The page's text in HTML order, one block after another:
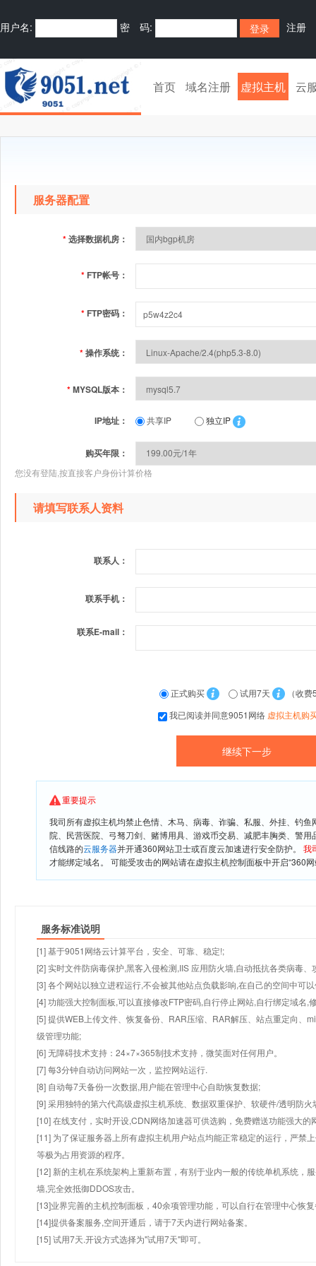
用户名: 密 码: 注册
首页 域名注册 虚拟主机 云
服务器配置
*选择数据机房：
* FTP帐号：
* FTP密码：
*操作系统：
*MYSQL版本：
IP地址： 共享IP 独立IP
购买年限：
您没有登陆,按直接客户身份计算价格
请填写联系人资料
联系人：
联系手机：
联系E-mail：
正式购买 试用7天
（收费
我已阅读并同意9051网络 虚拟主机购
重要提示
我司所有虚拟主机均禁止色情、木马、病毒、诈骗、私服、外挂、钓
院、民营医院、弓驽刀剑、赌博用具、游戏币交易、减肥丰胸类、警
信线路的云服务器并开通360网站卫士或百度云加速进行安全防护。 我
才能绑定域名。 可能受攻击的网站请在虚拟主机控制面板中开启“360
服务标准说明
[1] 基于9051网络云计算平台，安全、可靠、稳定!;
[2] 实时文件防病毒保护,黑客入侵检测,IIS 应用防火墙,自动抵抗各类病毒、
[3] 各个网站以独立进程运行,不会被其他站点负载影响,在自己的空间中可
[4] 功能强大控制面板,可以直接修改FTP密码,自行停止网站,自行绑定域名,
[5] 提供WEB上传文件、恢复备份、RAR压缩、RAR解压、站点重定向、
级管理功能;
[6] 无障碍技术支持：24×7×365制技术支持，微笑面对任何用户。
[7] 每3分钟自动访问网站一次，监控网站运行.
[8] 自动每7天备份一次数据,用户能在管理中心自助恢复数据;
[9] 采用独特的第六代高级虚拟主机系统、数据双重保护、软硬件/透明防火
[10] 在线支付，实时开设,CDN网络加速器可供选购，免费赠送功能强大
[11] 为了保证服务器上所有虚拟主机用户站点均能正常稳定的运行，严禁
等极为占用资源的程序。
[12] 新的主机在系统架构上重新布置，有别于业内一般的传统单机系统，
墙,完全效抵御DDOS攻击。
[13]业界完善的主机控制面板，40余项管理功能，可以自行在管理中心恢
[14]提供备案服务,空间开通后，请于7天内进行网站备案。
[15] 试用7天.开设方式选择为"试用7天"即可。